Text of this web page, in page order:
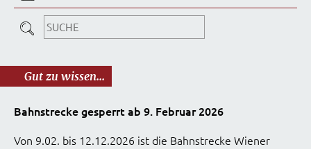
Gut zu wissen...
Bahnstrecke gesperrt ab 9. Februar 2026
Von 9.02. bis 12.12.2026 ist die Bahnstrecke Wiener